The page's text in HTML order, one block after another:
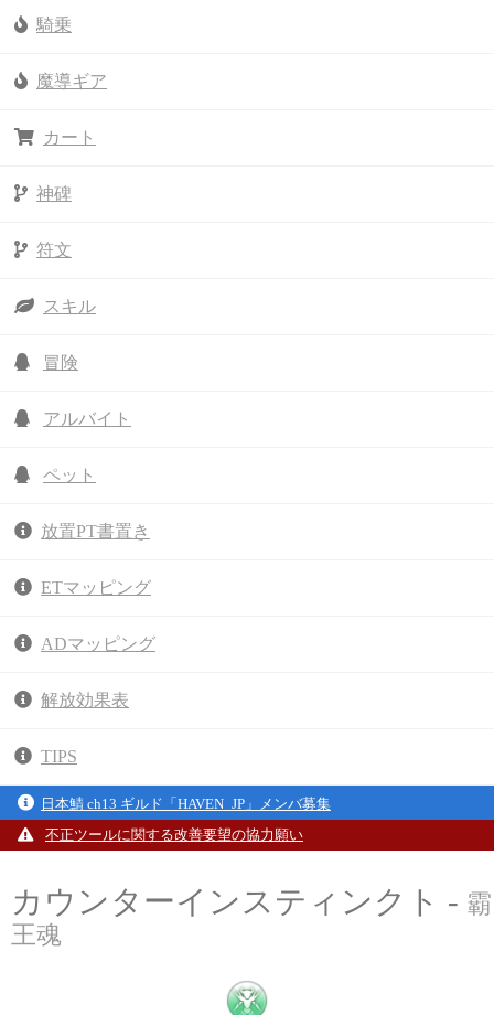
騎乗
魔導ギア
カート
神碑
符文
スキル
冒険
アルバイト
ペット
放置PT書置き
ETマッピング
ADマッピング
解放効果表
TIPS
日本鯖 ch13 ギルド「HAVEN_JP」メンバ募集
不正ツールに関する改善要望の協力願い
カウンターインスティンクト - 霸
王魂